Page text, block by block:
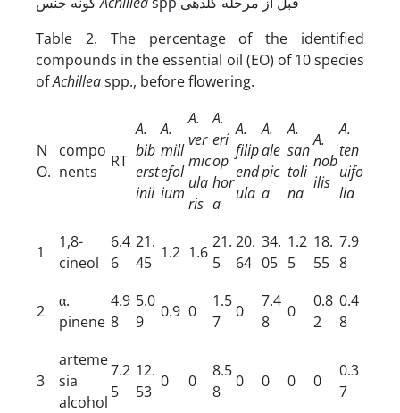
Table 2. The percentage of the identified
compounds in the essential oil (EO) of 10 species
ofAchilleaspp., before flowering.
N
O.
compo
nents
RT
A.
bib
erst
inii
A.
mill
efol
ium
A.
ver
mic
ula
ris
A.
eri
op
hor
a
A.
filip
end
ula
A.
ale
pic
a
A.
san
toli
na
A.
nob
ilis
A.
ten
uifo
lia
1
1,8-
cineol
6.4
6
21.
45
1.2 1.6
21.
5
20.
64
34.
05
1.2
5
18.
55
7.9
8
2
α.
pinene
4.9
8
5.0
9
0.9 0
1.5
7
0
7.4
8
0
0.8
2
0.4
8
3
arteme
sia
alcohol
7.2
5
12.
53
0 0
8.5
8
0 0 0 0
0.3
7